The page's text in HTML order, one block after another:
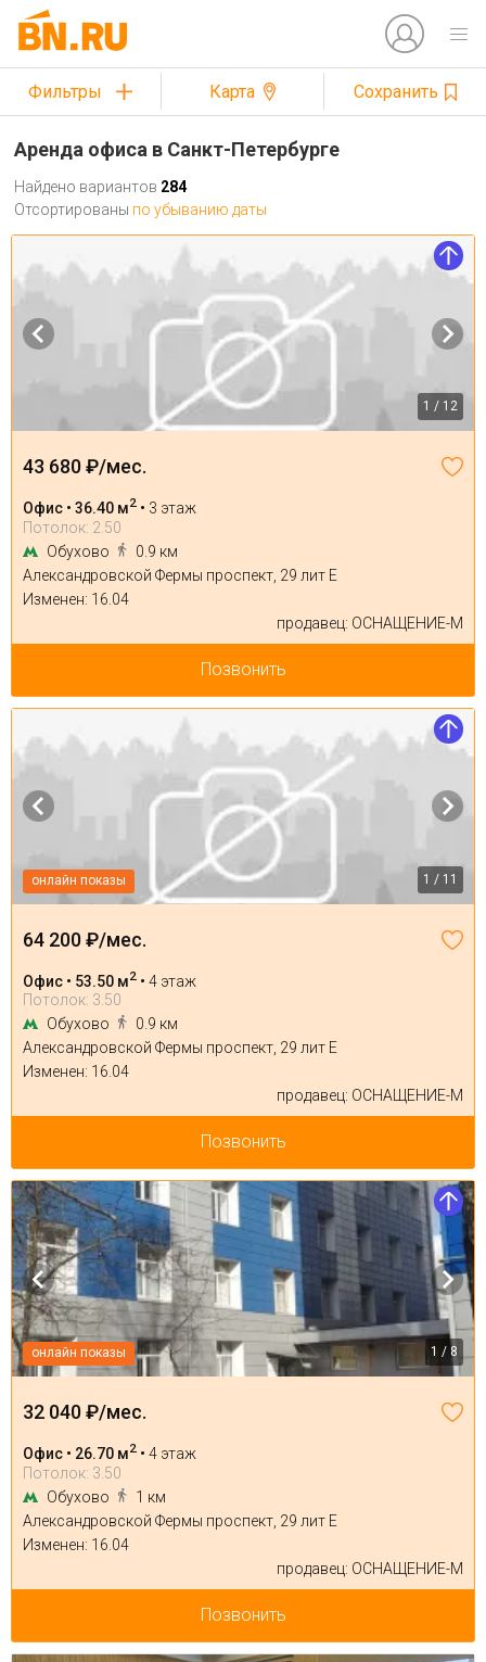
Фильтры Карта Сохранить
Аренда офиса в Санкт-Петербурге
Найдено вариантов 284
Отсортированы по убыванию даты
1 / 12
43 680 ₽/мес.
Офис • 36.40 м2 • 3 этаж
Потолок: 2.50
Обухово
0.9 км
Александровской Фермы проспект, 29 лит Е
Изменен: 16.04
продавец: ОСНАЩЕНИЕ-М
Позвонить
онлайн показы 1 / 11
64 200 ₽/мес.
Офис • 53.50 м2 • 4 этаж
Потолок: 3.50
Обухово
0.9 км
Александровской Фермы проспект, 29 лит Е
Изменен: 16.04
продавец: ОСНАЩЕНИЕ-М
Позвонить
онлайн показы 1 / 8
32 040 ₽/мес.
Офис • 26.70 м2 • 4 этаж
Потолок: 3.50
Обухово
1 км
Александровской Фермы проспект, 29 лит Е
Изменен: 16.04
продавец: ОСНАЩЕНИЕ-М
Позвонить